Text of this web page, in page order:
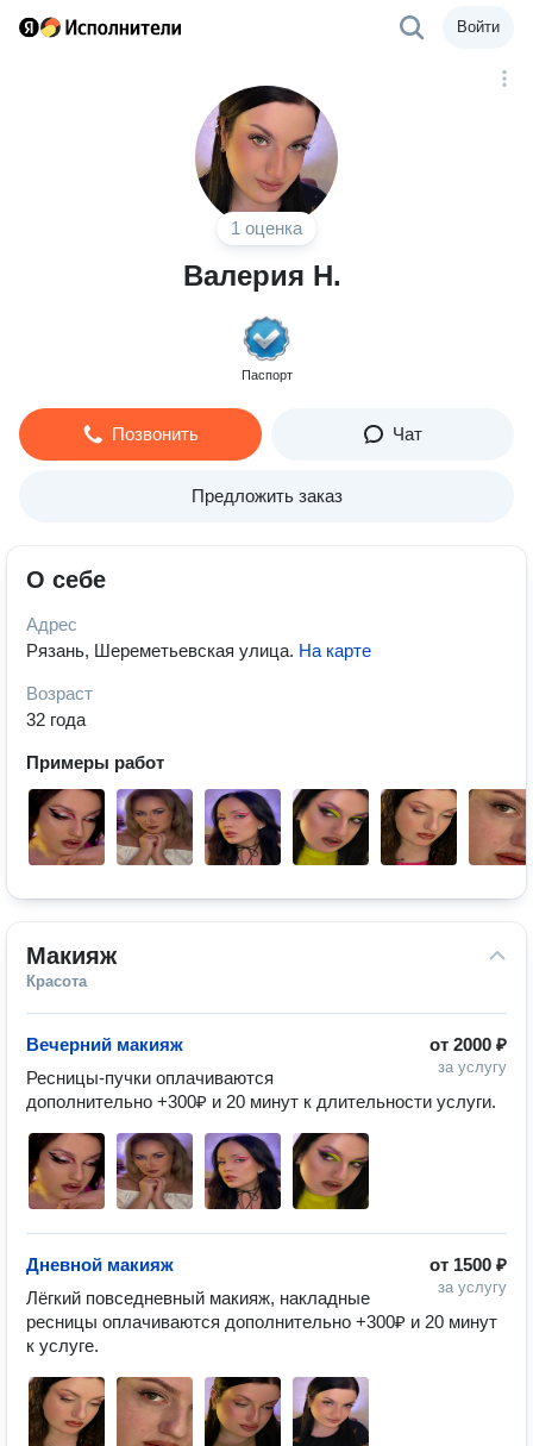
Войти
1 оценка
Валерия Н.
Паспорт
Позвонить Чат
Предложить заказ
О себе
Адрес
Рязань, Шереметьевская улица. На карте
Возраст
32 года
Примеры работ
Макияж
Красота
от 2000 ₽
за услугу
Вечерний макияж
Ресницы-пучки оплачиваются
дополнительно +300₽ и 20 минут к длительности услуги.
от 1500 ₽
за услугу
Дневной макияж
Лёгкий повседневный макияж, накладные
ресницы оплачиваются дополнительно +300₽ и 20 минут
к услуге.